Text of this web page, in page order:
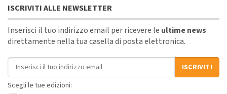
ISCRIVITI ALLE NEWSLETTER
Inserisci il tuo indirizzo email per ricevere le ultime news
direttamente nella tua casella di posta elettronica.
Indirizzo email
ISCRIVITI
Scegli le tue edizioni: